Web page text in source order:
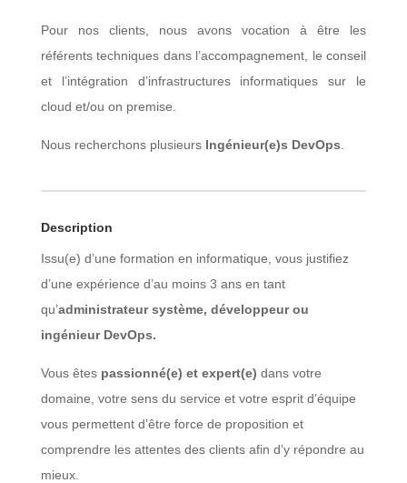
Pour nos clients, nous avons vocation à être les
référents techniques dans l’accompagnement, le conseil
et l’intégration d’infrastructures informatiques sur le
cloud et/ou on premise.
Nous recherchons plusieurs Ingénieur(e)s DevOps
Description
Issu(e) d’une formation en informatique, vous justifiez
d’une expérience d’au moins 3 ans en tant
qu’administrateur système, développeur ou
ingénieur DevOps.
Vous êtes passionné(e) et expert(e) dans votre
domaine, votre sens du service et votre esprit d’équipe
vous permettent d’être force de proposition et
comprendre les attentes des clients afin d’y répondre au
mieux.